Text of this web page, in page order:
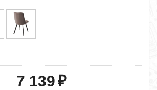
7 139₽